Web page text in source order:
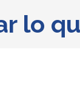
lo